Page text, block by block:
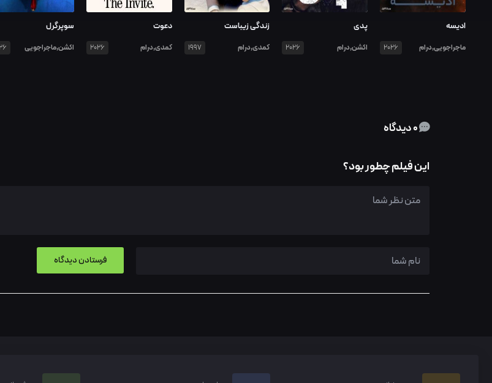
ادیسه
ماجراجویی,درام 2026
پدی
اکشن,درام 2026
زندگی زیباست
کمدی,درام 1997
دعوت
کمدی,درام 2026
سوپرگرل
اکشن,ماجراجویی
0 دیدگاه
این فیلم چطور بود؟